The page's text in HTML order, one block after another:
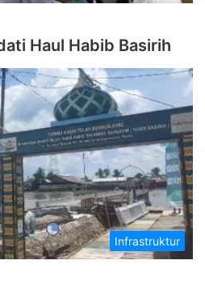
Haul Habib Basirih
Infrastruktur